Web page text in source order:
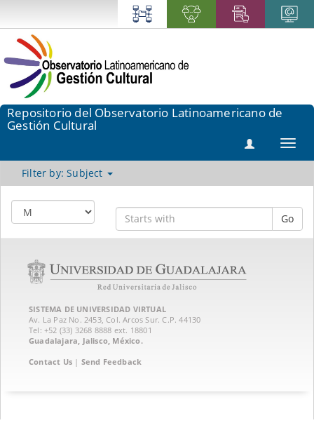
Repositorio del Observatorio Latinoamericano de
Gestión Cultural
Filter by: Subject
Go
SISTEMA DE UNIVERSIDAD VIRTUAL
Av. La Paz No. 2453, Col. Arcos Sur. C.P. 44130
Tel: +52 (33) 3268 8888‏ ext. 18801
Guadalajara, Jalisco, México.
Contact Us | Send Feedback